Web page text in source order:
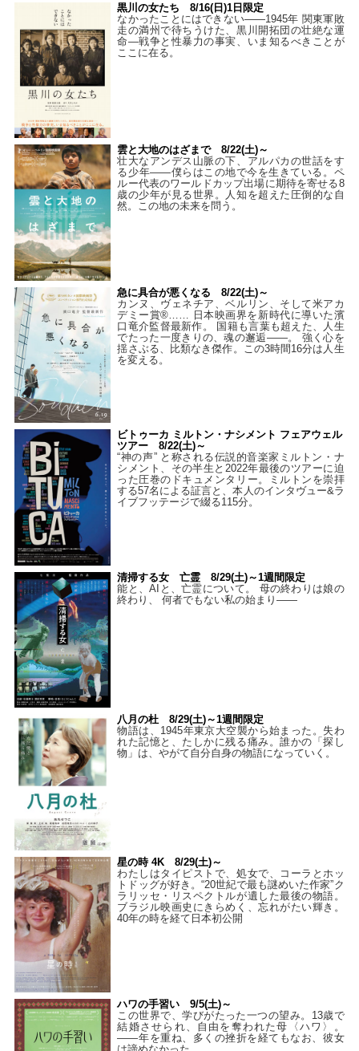
黒川の女たち 8/16(日)1日限定
なかったことにはできない——1945年 関東軍敗
走の満州で待ちうけた、黒川開拓団の壮絶な運
命―戦争と性暴力の事実、いま知るべきことが
ここに在る。
雲と大地のはざまで 8/22(土)～
壮大なアンデス山脈の下、アルパカの世話をす
る少年――僕らはこの地で今を生きている。ペ
ルー代表のワールドカップ出場に期待を寄せる8
歳の少年が見る世界。人知を超えた圧倒的な自
然。この地の未来を問う。
急に具合が悪くなる 8/22(土)～
カンヌ、ヴェネチア、ベルリン、そして米アカ
デミー賞®…… 日本映画界を新時代に導いた濱
口竜介監督最新作。 国籍も言葉も超えた、人生
でたった一度きりの、魂の邂逅――。 強く心を
揺さぶる、比類なき傑作。この3時間16分は人生
を変える。
ビトゥーカ ミルトン・ナシメント フェアウェル
ツアー 8/22(土)～
“神の声” と称される伝説的音楽家ミルトン・ナ
シメント、その半生と2022年最後のツアーに迫
った圧巻のドキュメンタリー。ミルトンを崇拝
する57名による証言と、本人のインタヴュー&ラ
イブフッテージで綴る115分。
清掃する女 亡霊 8/29(土)～1週間限定
能と、AIと、亡霊について。 母の終わりは娘の
終わり、 何者でもない私の始まり――
八月の杜 8/29(土)～1週間限定
物語は、1945年東京大空襲から始まった。失わ
れた記憶と、たしかに残る痛み。誰かの「探し
物」は、やがて自分自身の物語になっていく。
星の時 4K 8/29(土)～
わたしはタイピストで、処⼥で、コーラとホッ
トドッグが好き。“20世紀で最も謎めいた作家”ク
ラリッセ・リスペクトルが遺した最後の物語。
ブラジル映画史にきらめく、忘れがたい輝き。
40年の時を経て⽇本初公開
ハワの手習い 9/5(土)～
この世界で、学びがたった一つの望み。13歳で
結婚させられ、自由を奪われた母〈ハワ〉。
——年を重ね、多くの挫折を経てもなお、彼女